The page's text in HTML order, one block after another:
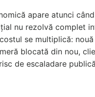
apare atunci când
nu rezolvă complet
se multiplică: nouă
blocată din nou,
de escaladare